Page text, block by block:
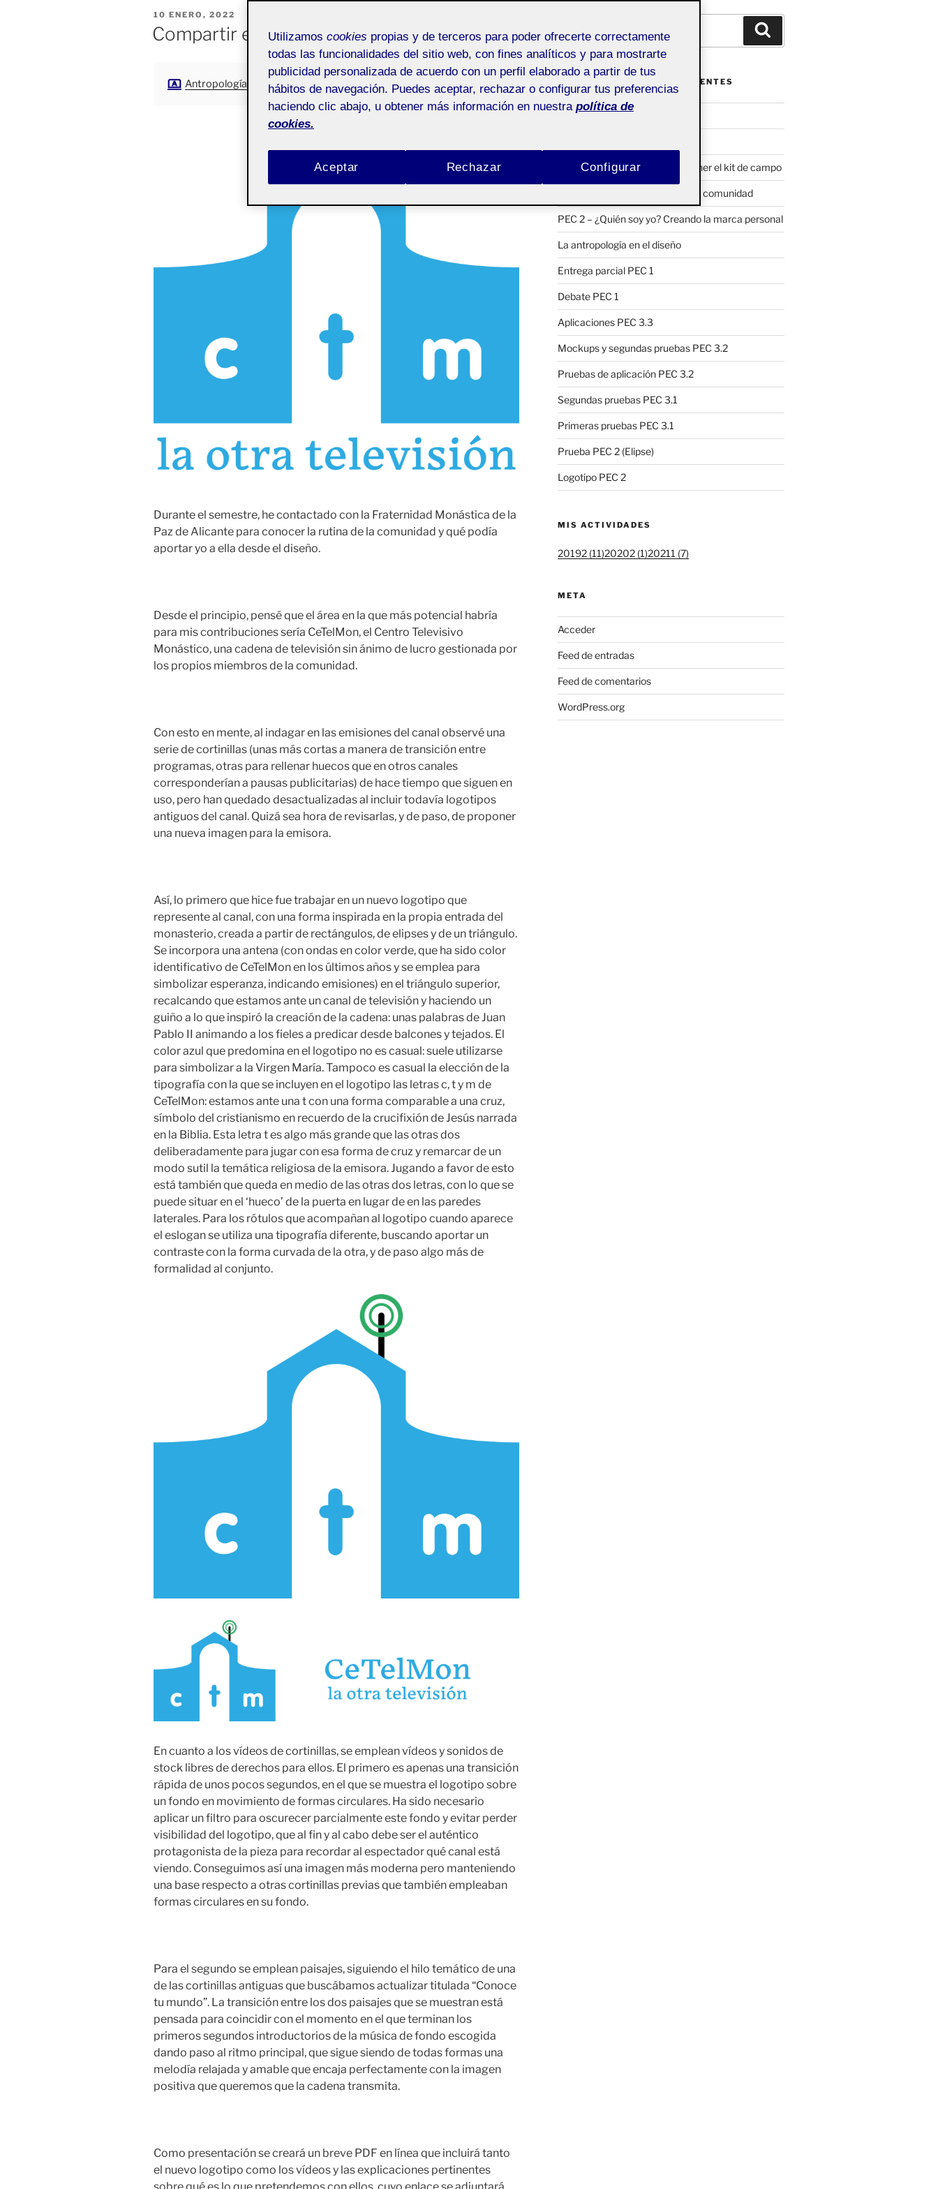
PUBLICADO
EL
10 ENERO, 2022
Compartir el diseño
Antropología del diseño Pública
Durante el semestre, he contactado con la Fraternidad Monástica de la
Paz de Alicante para conocer la rutina de la comunidad y qué podía
aportar yo a ella desde el diseño.
Desde el principio, pensé que el área en la que más potencial habría
para mis contribuciones sería CeTelMon, el Centro Televisivo
Monástico, una cadena de televisión sin ánimo de lucro gestionada por
los propios miembros de la comunidad.
Con esto en mente, al indagar en las emisiones del canal observé una
serie de cortinillas (unas más cortas a manera de transición entre
programas, otras para rellenar huecos que en otros canales
corresponderían a pausas publicitarias) de hace tiempo que siguen en
uso, pero han quedado desactualizadas al incluir todavía logotipos
antiguos del canal. Quizá sea hora de revisarlas, y de paso, de proponer
una nueva imagen para la emisora.
Así, lo primero que hice fue trabajar en un nuevo logotipo que
represente al canal, con una forma inspirada en la propia entrada del
monasterio, creada a partir de rectángulos, de elipses y de un triángulo.
Se incorpora una antena (con ondas en color verde, que ha sido color
identificativo de CeTelMon en los últimos años y se emplea para
simbolizar esperanza, indicando emisiones) en el triángulo superior,
recalcando que estamos ante un canal de televisión y haciendo un
guiño a lo que inspiró la creación de la cadena: unas palabras de Juan
Pablo II animando a los fieles a predicar desde balcones y tejados. El
color azul que predomina en el logotipo no es casual: suele utilizarse
para simbolizar a la Virgen María. Tampoco es casual la elección de la
tipografía con la que se incluyen en el logotipo las letras c, t y m de
CeTelMon: estamos ante una t con una forma comparable a una cruz,
símbolo del cristianismo en recuerdo de la crucifixión de Jesús narrada
en la Biblia. Esta letra t es algo más grande que las otras dos
deliberadamente para jugar con esa forma de cruz y remarcar de un
modo sutil la temática religiosa de la emisora. Jugando a favor de esto
está también que queda en medio de las otras dos letras, con lo que se
puede situar en el ‘hueco’ de la puerta en lugar de en las paredes
laterales. Para los rótulos que acompañan al logotipo cuando aparece
el eslogan se utiliza una tipografía diferente, buscando aportar un
contraste con la forma curvada de la otra, y de paso algo más de
formalidad al conjunto.
En cuanto a los vídeos de cortinillas, se emplean vídeos y sonidos de
stock libres de derechos para ellos. El primero es apenas una transición
rápida de unos pocos segundos, en el que se muestra el logotipo sobre
un fondo en movimiento de formas circulares. Ha sido necesario
aplicar un filtro para oscurecer parcialmente este fondo y evitar perder
visibilidad del logotipo, que al fin y al cabo debe ser el auténtico
protagonista de la pieza para recordar al espectador qué canal está
viendo. Conseguimos así una imagen más moderna pero manteniendo
una base respecto a otras cortinillas previas que también empleaban
formas circulares en su fondo.
Para el segundo se emplean paisajes, siguiendo el hilo temático de una
de las cortinillas antiguas que buscábamos actualizar titulada “Conoce
tu mundo”. La transición entre los dos paisajes que se muestran está
pensada para coincidir con el momento en el que terminan los
primeros segundos introductorios de la música de fondo escogida
dando paso al ritmo principal, que sigue siendo de todas formas una
melodía relajada y amable que encaja perfectamente con la imagen
positiva que queremos que la cadena transmita.
Como presentación se creará un breve PDF en línea que incluirá tanto
el nuevo logotipo como los vídeos y las explicaciones pertinentes
por:
ACTIFOLIO ENTRADAS RECIENTES
Compartir el diseño
PEC 2 – Segunda parte: Componer el kit de campo
PEC 2 – Primera parte: Definir la comunidad
PEC 2 – ¿Quién soy yo? Creando la marca personal
La antropología en el diseño
Entrega parcial PEC 1
Debate PEC 1
Aplicaciones PEC 3.3
Mockups y segundas pruebas PEC 3.2
Pruebas de aplicación PEC 3.2
Segundas pruebas PEC 3.1
Primeras pruebas PEC 3.1
Prueba PEC 2 (Elipse)
Logotipo PEC 2
MIS ACTIVIDADES
20192 (11)20202 (1)20211 (7)
META
Acceder
Feed de entradas
Feed de comentarios
WordPress.org
Utilizamos cookies propias y de terceros para poder ofrecerte correctamente
todas las funcionalidades del sitio web, con fines analíticos y para mostrarte
publicidad personalizada de acuerdo con un perfil elaborado a partir de tus
hábitos de navegación. Puedes aceptar, rechazar o configurar tus preferencias
haciendo clic abajo, u obtener más información en nuestra política de
cookies.
Rechazar
Aceptar Configurar